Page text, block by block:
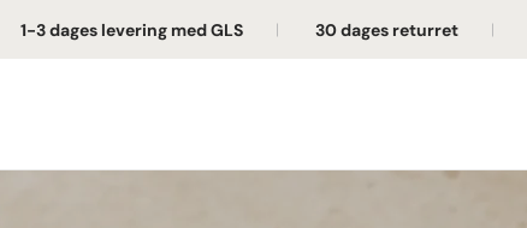
1-3 dages levering med GLS 30 dages returret